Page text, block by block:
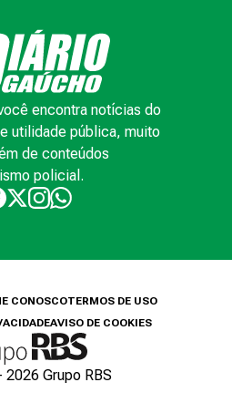
encontra notícias do
utilidade pública, muito
de conteúdos
policial.
CONOSCOTERMOS DE USO
AVISO DE COOKIES
2026 Grupo RBS